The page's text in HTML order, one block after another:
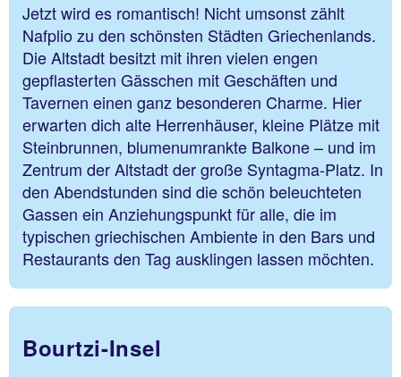
Jetzt wird es romantisch! Nicht umsonst zählt
Nafplio zu den schönsten Städten Griechenlands.
Die Altstadt besitzt mit ihren vielen engen
gepflasterten Gässchen mit Geschäften und
Tavernen einen ganz besonderen Charme. Hier
erwarten dich alte Herrenhäuser, kleine Plätze mit
Steinbrunnen, blumenumrankte Balkone – und im
Zentrum der Altstadt der große Syntagma-Platz. In
den Abendstunden sind die schön beleuchteten
Gassen ein Anziehungspunkt für alle, die im
typischen griechischen Ambiente in den Bars und
Restaurants den Tag ausklingen lassen möchten.
Bourtzi-Insel